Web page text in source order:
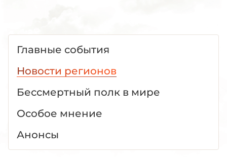
Главные события
Новости регионов
Бессмертный полк в мире
Особое мнение
Анонсы